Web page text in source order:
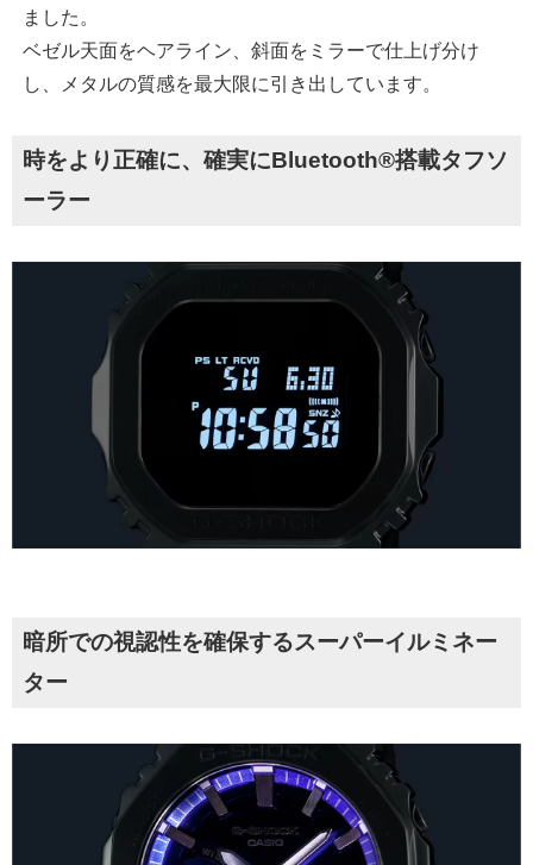
ました。
ベゼル天面をヘアライン、斜面をミラーで仕上げ分け
し、メタルの質感を最大限に引き出しています。
時をより正確に、確実にBluetooth®搭載タフソ
ーラー
暗所での視認性を確保するスーパーイルミネー
ター